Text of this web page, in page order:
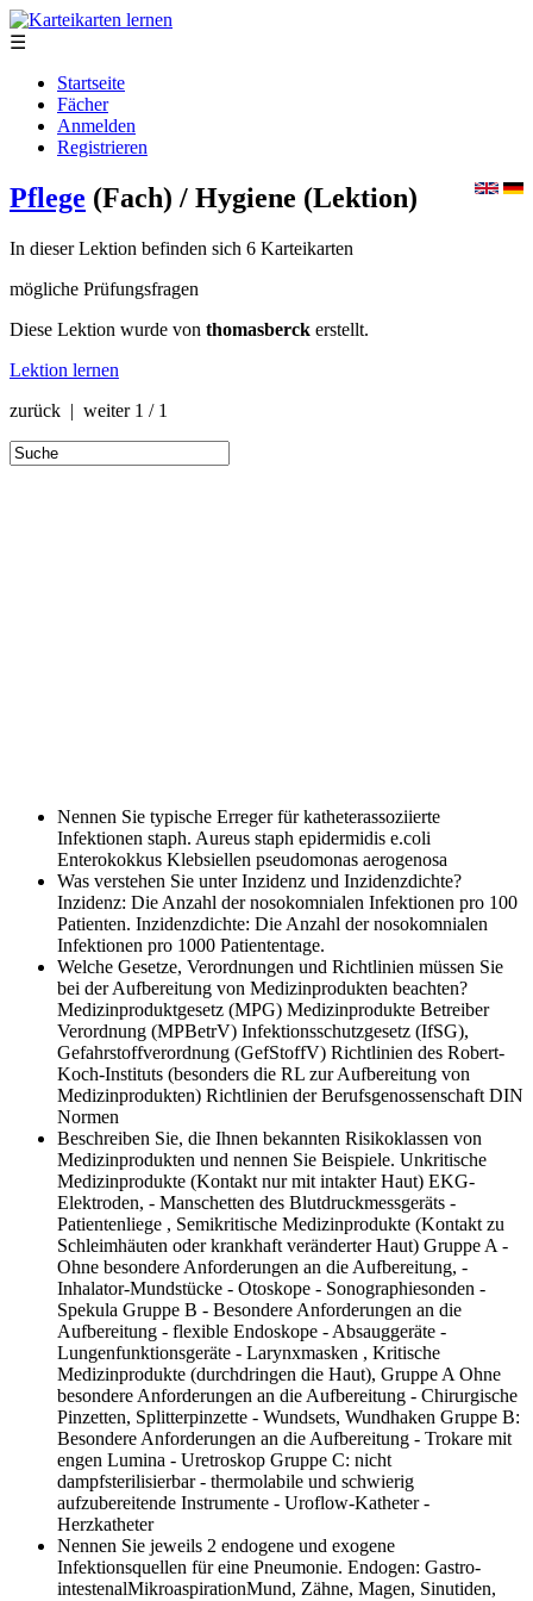
☰
Startseite
Fächer
Anmelden
Registrieren
Pflege (Fach) / Hygiene (Lektion)
In dieser Lektion befinden sich 6 Karteikarten
mögliche Prüfungsfragen
Diese Lektion wurde von thomasberck erstellt.
Lektion lernen
zurück | weiter 1 / 1
Nennen Sie typische Erreger für katheterassoziierte
Infektionen staph. Aureus staph epidermidis e.coli
Enterokokkus Klebsiellen pseudomonas aerogenosa
Was verstehen Sie unter Inzidenz und Inzidenzdichte?
Inzidenz: Die Anzahl der nosokomnialen Infektionen pro 100
Patienten. Inzidenzdichte: Die Anzahl der nosokomnialen
Infektionen pro 1000 Patiententage.
Welche Gesetze, Verordnungen und Richtlinien müssen Sie
bei der Aufbereitung von Medizinprodukten beachten?
Medizinproduktgesetz (MPG) Medizinprodukte Betreiber
Verordnung (MPBetrV) Infektionsschutzgesetz (IfSG),
Gefahrstoffverordnung (GefStoffV) Richtlinien des Robert-
Koch-Instituts (besonders die RL zur Aufbereitung von
Medizinprodukten) Richtlinien der Berufsgenossenschaft DIN
Normen
Beschreiben Sie, die Ihnen bekannten Risikoklassen von
Medizinprodukten und nennen Sie Beispiele. Unkritische
Medizinprodukte (Kontakt nur mit intakter Haut) EKG-
Elektroden, - Manschetten des Blutdruckmessgeräts -
Patientenliege , Semikritische Medizinprodukte (Kontakt zu
Schleimhäuten oder krankhaft veränderter Haut) Gruppe A -
Ohne besondere Anforderungen an die Aufbereitung, -
Inhalator-Mundstücke - Otoskope - Sonographiesonden -
Spekula Gruppe B - Besondere Anforderungen an die
Aufbereitung - flexible Endoskope - Absauggeräte -
Lungenfunktionsgeräte - Larynxmasken , Kritische
Medizinprodukte (durchdringen die Haut), Gruppe A Ohne
besondere Anforderungen an die Aufbereitung - Chirurgische
Pinzetten, Splitterpinzette - Wundsets, Wundhaken Gruppe B:
Besondere Anforderungen an die Aufbereitung - Trokare mit
engen Lumina - Uretroskop Gruppe C: nicht
dampfsterilisierbar - thermolabile und schwierig
aufzubereitende Instrumente - Uroflow-Katheter -
Herzkatheter
Nennen Sie jeweils 2 endogene und exogene
Infektionsquellen für eine Pneumonie. Endogen: Gastro-
intestenalMikroaspirationMund, Zähne, Magen, Sinutiden,